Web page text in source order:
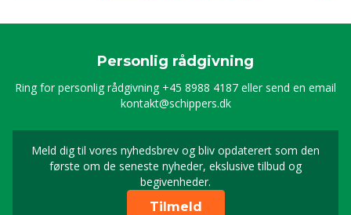
Personlig rådgivning
Ring for personlig rådgivning +45 8988 4187 eller send en email
kontakt@schippers.dk
Meld dig til vores nyhedsbrev og bliv opdaterert som den
første om de seneste nyheder, ekslusive tilbud og
begivenheder.
Timeld dig vores
Tilmeld